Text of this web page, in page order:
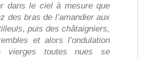
dans le ciel à mesure que
des bras de l’amandier aux
puis des châtaigniers,
et alors l’ondulation
vierges toutes nues se